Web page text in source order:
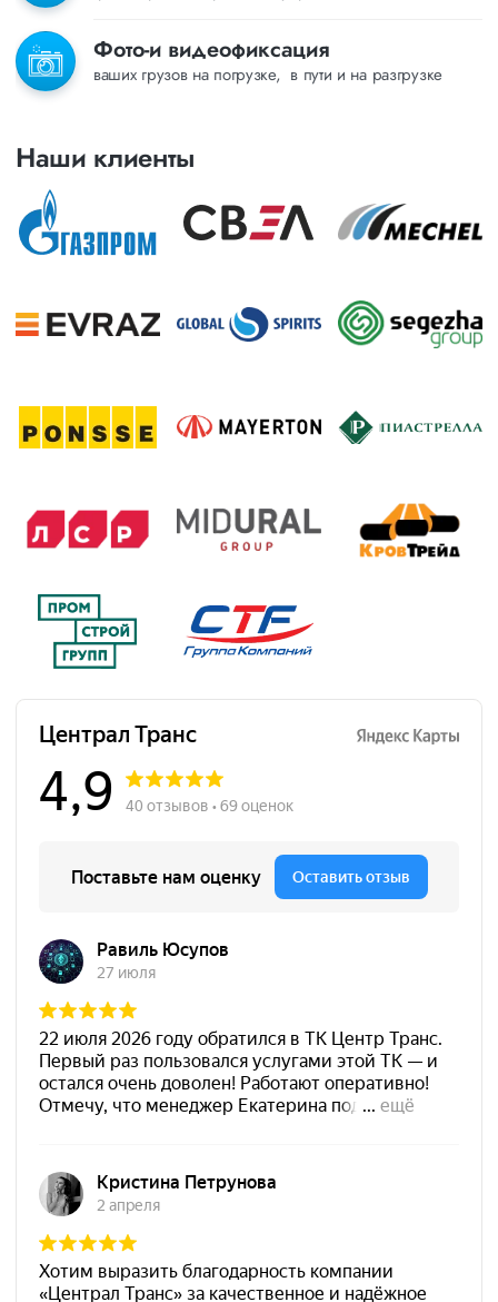
Фото-и видеофиксация
ваших грузов на погрузке, в пути и на разгрузке
Наши клиенты